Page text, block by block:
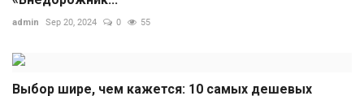
admin Sep 20, 2024 0 55
Выбор шире, чем кажется: 10 самых дешевых